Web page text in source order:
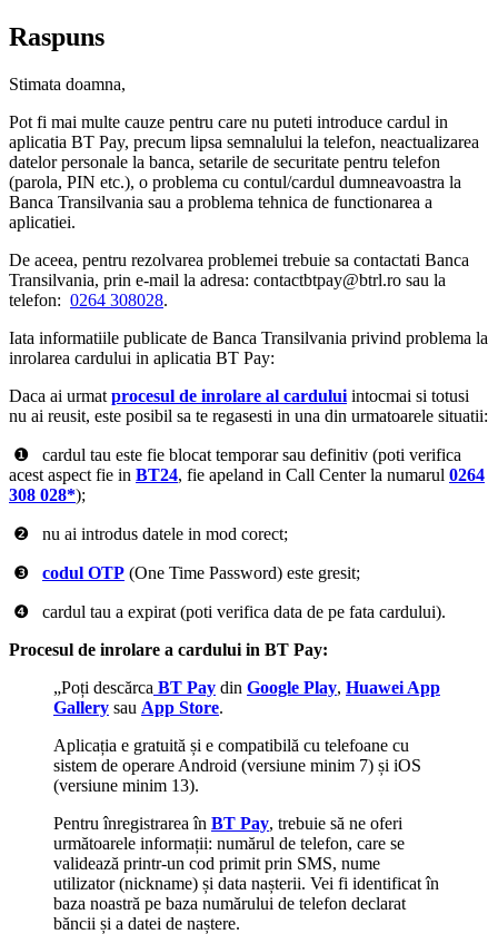
Raspuns
Stimata doamna,
Pot fi mai multe cauze pentru care nu puteti introduce cardul in
aplicatia BT Pay, precum lipsa semnalului la telefon, neactualizarea
datelor personale la banca, setarile de securitate pentru telefon
(parola, PIN etc.), o problema cu contul/cardul dumneavoastra la
Banca Transilvania sau a problema tehnica de functionarea a
aplicatiei.
De aceea, pentru rezolvarea problemei trebuie sa contactati Banca
Transilvania, prin e-mail la adresa: contactbtpay@btrl.ro sau la
telefon: 0264 308028.
Iata informatiile publicate de Banca Transilvania privind problema la
inrolarea cardului in aplicatia BT Pay:
Daca ai urmat procesul de inrolare al cardului intocmai si totusi
nu ai reusit, este posibil sa te regasesti in una din urmatoarele situatii:
❶⠀cardul tau este fie blocat temporar sau definitiv (poti verifica
acest aspect fie in BT24, fie apeland in Call Center la numarul 0264
308 028*);
❷⠀nu ai introdus datele in mod corect;
❸⠀ codul OTP (One Time Password) este gresit;
❹⠀cardul tau a expirat (poti verifica data de pe fata cardului).
Procesul de inrolare a cardului in BT Pay:
„Poți descărca BT Pay din Google Play, Huawei App
Gallery sau App Store.
Aplicația e gratuită și e compatibilă cu telefoane cu
sistem de operare Android (versiune minim 7) și iOS
(versiune minim 13).
Pentru înregistrarea în BT Pay, trebuie să ne oferi
următoarele informații: numărul de telefon, care se
validează printr-un cod primit prin SMS, nume
utilizator (nickname) și data nașterii. Vei fi identificat în
baza noastră pe baza numărului de telefon declarat
băncii și a datei de naștere.